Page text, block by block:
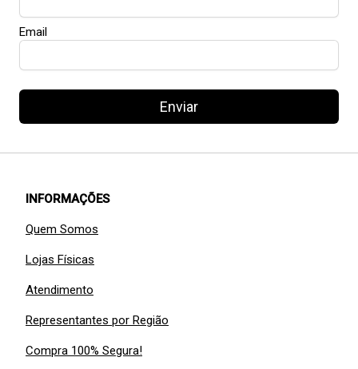
Email
Enviar
INFORMAÇÕES
Quem Somos
Lojas Físicas
Atendimento
Representantes por Região
Compra 100% Segura!